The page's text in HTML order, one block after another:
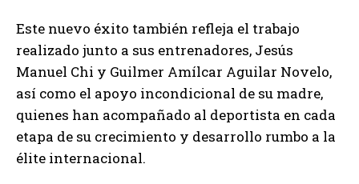
Este nuevo éxito también refleja el trabajo
realizado junto a sus entrenadores, Jesús
Manuel Chi y Guilmer Amílcar Aguilar Novelo,
así como el apoyo incondicional de su madre,
quienes han acompañado al deportista en cada
etapa de su crecimiento y desarrollo rumbo a la
élite internacional.